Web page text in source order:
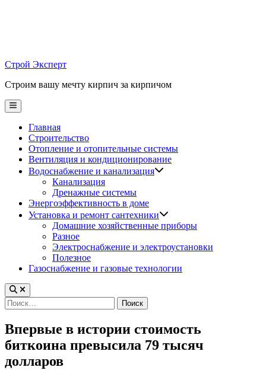
Строй Эксперт
Строим вашу мечту кирпич за кирпичом
Main
Menu
Главная
Строительство
Отопление и отопительные системы
Вентиляция и кондиционирование
Водоснабжение и канализация
Канализация
Дренажные системы
Энергоэффективность в доме
Установка и ремонт сантехники
Домашние хозяйственные приборы
Разное
Электроснабжение и электроустановки
Полезное
Газоснабжение и газовые технологии
Найти:
Впервые в истории стоимость
биткоина превысила 79 тысяч
долларов